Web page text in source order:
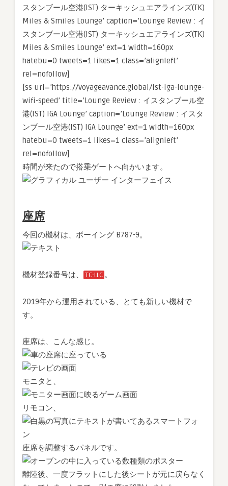
スタンブール空港(IST) ターキッシュエアラインズ(TK)
Miles & Smiles Lounge’ caption=’Lounge Review : イ
スタンブール空港(IST) ターキッシュエアラインズ(TK)
Miles & Smiles Lounge’ ext=1 width=160px
hatebu=0 tweets=1 likes=1 class=’alignleft’
rel=nofollow]
[ss url=’https://voyageavance.global/ist-iga-lounge-
wifi-speed’ title=’Lounge Review : イスタンブール空
港(IST) IGA Lounge’ caption=’Lounge Review : イスタ
ンブール空港(IST) IGA Lounge’ ext=1 width=160px
hatebu=0 tweets=1 likes=1 class=’alignleft’
rel=nofollow]
時間が来たので搭乗ゲートへ向かいます。
座席
今回の機材は、ボーイング B787-9。
機材登録番号は、 TC-LLC 。
2019年から運用されている、とても新しい機材で
す。
座席は、こんな感じ。
モニタと、
リモコン、
座席を調整するパネルです。
離陸後、一度フラットにした後シートが元に戻らなく